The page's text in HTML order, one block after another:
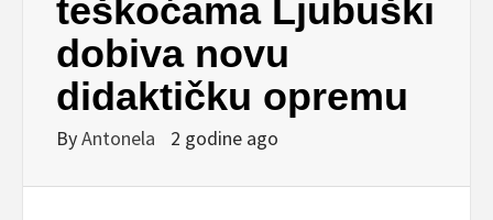
teškoćama Ljubuški
dobiva novu
didaktičku opremu
ByAntonela 2 godine ago